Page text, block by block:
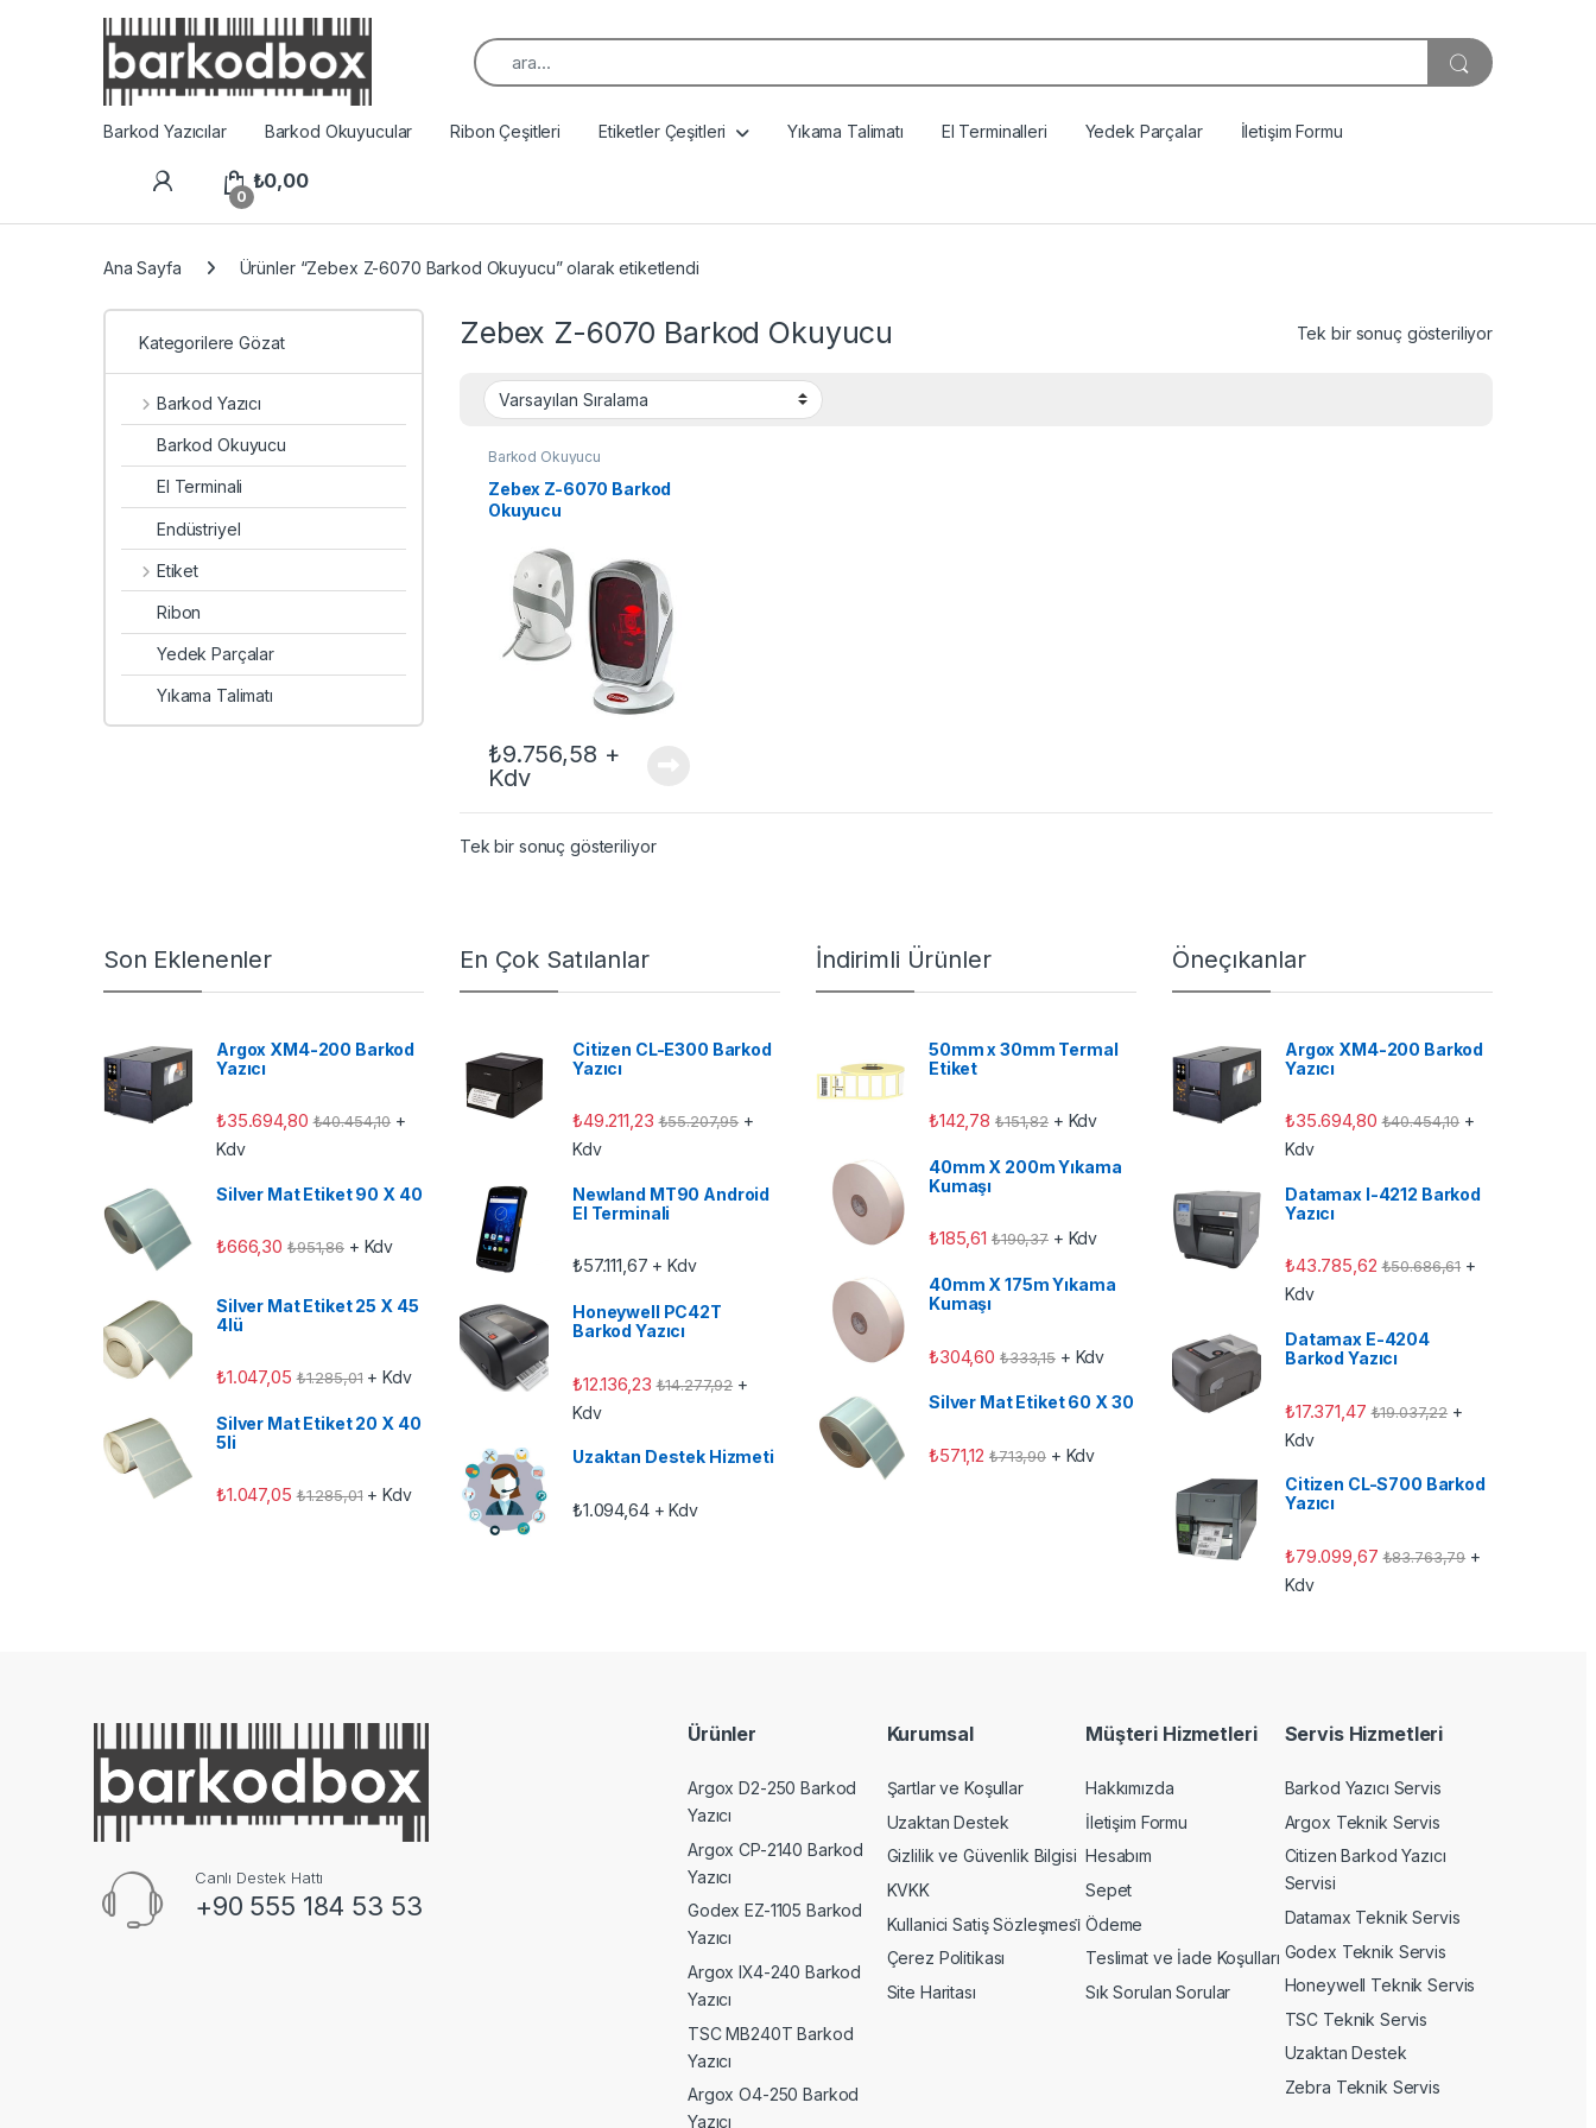
Aramak:
Barkod Yazıcılar Barkod Okuyucular Ribon Çeşitleri Etiketler Çeşitleri Yıkama Talimatı El Terminalleri Yedek Parçalar İletişim Formu
0
₺0,00
Ana Sayfa Ürünler “Zebex Z-6070 Barkod Okuyucu” olarak etiketlendi
Zebex Z-6070 Barkod Okuyucu Tek bir sonuç gösteriliyor
Barkod Okuyucu
Zebex Z-6070 Barkod
Okuyucu
₺9.756,58 +
Kdv
Tek bir sonuç gösteriliyor
Kategorilere Gözat
Barkod Yazıcı
Barkod Okuyucu
El Terminali
Endüstriyel
Etiket
Ribon
Yedek Parçalar
Yıkama Talimatı
Son Eklenenler
Argox XM4-200 Barkod
Yazıcı
₺35.694,80 ₺40.454,10 +
Kdv
Silver Mat Etiket 90 X 40
₺666,30 ₺951,86+ Kdv
Silver Mat Etiket 25 X 45
4lü
₺1.047,05 ₺1.285,01+ Kdv
Silver Mat Etiket 20 X 40
5li
₺1.047,05 ₺1.285,01+ Kdv
En Çok Satılanlar
Citizen CL-E300 Barkod
Yazıcı
₺49.211,23 ₺55.207,95 +
Kdv
Newland MT90 Android
El Terminali
₺57.111,67 + Kdv
Honeywell PC42T
Barkod Yazıcı
₺12.136,23 ₺14.277,92 +
Kdv
Uzaktan Destek Hizmeti
₺1.094,64+ Kdv
İndirimli Ürünler
50mm x 30mm Termal
Etiket
₺142,78 ₺151,82+ Kdv
40mm X 200m Yıkama
Kumaşı
₺185,61 ₺190,37+ Kdv
40mm X 175m Yıkama
Kumaşı
₺304,60 ₺333,15+ Kdv
Silver Mat Etiket 60 X 30
₺571,12 ₺713,90+ Kdv
Öneçıkanlar
Argox XM4-200 Barkod
Yazıcı
₺35.694,80 ₺40.454,10 +
Kdv
Datamax I-4212 Barkod
Yazıcı
₺43.785,62 ₺50.686,61 +
Kdv
Datamax E-4204
Barkod Yazıcı
₺17.371,47 ₺19.037,22 +
Kdv
Citizen CL-S700 Barkod
Yazıcı
₺79.099,67 ₺83.763,79 +
Kdv
Canlı Destek Hattı
+90 555 184 53 53
Ürünler
Argox D2-250 Barkod
Yazıcı
Argox CP-2140 Barkod
Yazıcı
Godex EZ-1105 Barkod
Yazıcı
Argox IX4-240 Barkod
Yazıcı
TSC MB240T Barkod
Yazıcı
Argox O4-250 Barkod
Yazıcı
Kurumsal
Şartlar ve Koşullar
Uzaktan Destek
Gizlilik ve Güvenlik Bilgisi
KVKK
Kullanici Satiş Sözleşmesi̇
Çerez Politikası
Site Haritası
Müşteri Hizmetleri
Hakkımızda
İletişim Formu
Hesabım
Sepet
Ödeme
Teslimat ve İade Koşulları
Sık Sorulan Sorular
Servis Hizmetleri
Barkod Yazıcı Servis
Argox Teknik Servis
Citizen Barkod Yazıcı
Servisi
Datamax Teknik Servis
Godex Teknik Servis
Honeywell Teknik Servis
TSC Teknik Servis
Uzaktan Destek
Zebra Teknik Servis